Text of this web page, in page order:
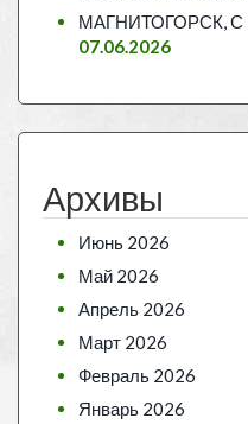
МАГНИТОГОРСК,
07.06.2026
Архивы
Июнь 2026
Май 2026
Апрель 2026
Март 2026
Февраль 2026
Январь 2026